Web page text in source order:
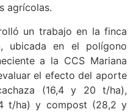
agrícolas.
un trabajo en la finca
ubicada en el polígono
a la CCS Mariana
el efecto del aporte
(16,4 y 20 t/ha),
t/ha) y compost (28,2 y